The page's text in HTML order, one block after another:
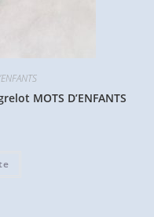
MOTS D’ENFANTS